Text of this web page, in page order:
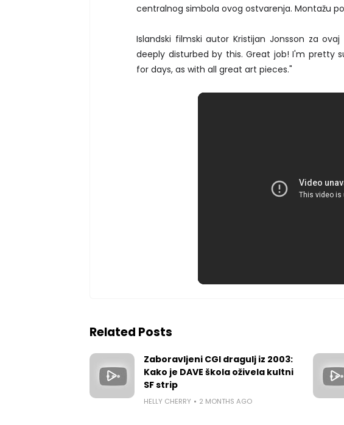
centralnog simbola ovog ostvarenja. Montažu
Islandski filmski autor Kristijan Jonsson za
deeply disturbed by this. Great job! I'm pretty
for days, as with all great art pieces."
Related Posts
Zaboravljeni CGI dragulj iz 2003:
Kako je DAVE škola oživela kultni
SF strip
HELLY CHERRY 2 MONTHS AGO